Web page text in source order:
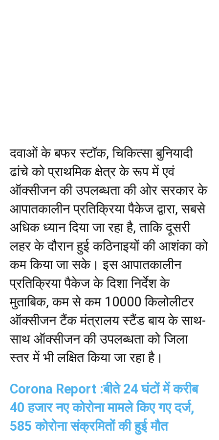
दवाओं के बफर स्टॉक, चिकित्सा बुनियादी
ढांचे को प्राथमिक क्षेत्र के रूप में एवं
ऑक्सीजन की उपलब्धता की ओर सरकार के
आपातकालीन प्रतिक्रिया पैकेज द्वारा, सबसे
अधिक ध्यान दिया जा रहा है, ताकि दूसरी
लहर के दौरान हुई कठिनाइयों की आशंका को
कम किया जा सके। इस आपातकालीन
प्रतिक्रिया पैकेज के दिशा निर्देश के
मुताबिक, कम से कम 10000 किलोलीटर
ऑक्सीजन टैंक मंत्रालय स्टैंड बाय के साथ-
साथ ऑक्सीजन की उपलब्धता को जिला
स्तर में भी लक्षित किया जा रहा है।
Corona Report :बीते 24 घंटों में करीब
40 हजार नए कोरोना मामले किए गए दर्ज,
585 कोरोना संक्रमितों की हुई मौत